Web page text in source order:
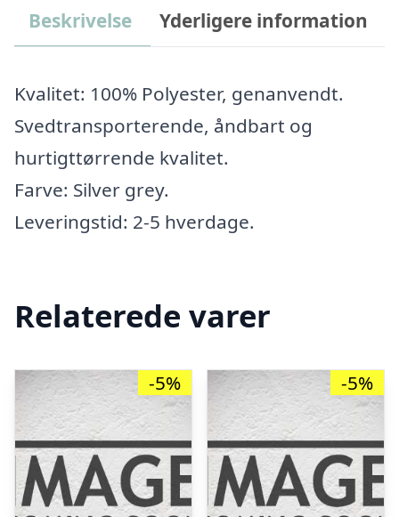
Beskrivelse Yderligere information
Kvalitet: 100% Polyester, genanvendt.
Svedtransporterende, åndbart og
hurtigttørrende kvalitet.
Farve: Silver grey.
Leveringstid: 2-5 hverdage.
Relaterede varer
-5% -5%